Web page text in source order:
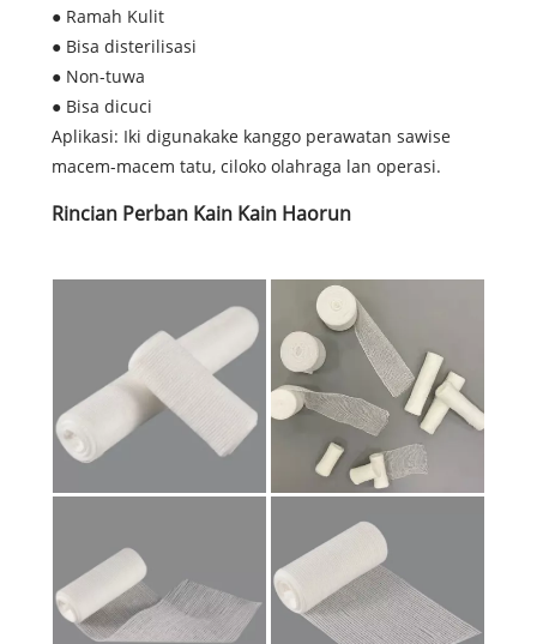
● Ramah Kulit
● Bisa disterilisasi
● Non-tuwa
● Bisa dicuci
Aplikasi: Iki digunakake kanggo perawatan sawise
macem-macem tatu, ciloko olahraga lan operasi.
Rincian Perban Kain Kain Haorun